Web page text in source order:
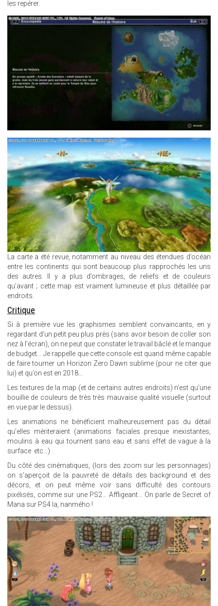
les repérer.
30.JPG
24.JPG
La carte a été revue, notamment au niveau des étendues d’océan
entre les continents qui sont beaucoup plus rapprochés les uns
des autres. Il y a plus d’ombrages, de reliefs et de couleurs
qu’avant ; cette map est vraiment lumineuse et plus détaillée par
endroits.
Critique
Si à première vue les graphismes semblent convaincants, en y
regardant d’un petit peu plus près (sans avoir besoin de coller son
nez à l'écran), on ne peut que constater le travail bâclé et le manque
de budget… Je rappelle que cette console est quand même capable
de faire tourner un Horizon Zero Dawn sublime (pour ne citer que
lui) et qu’on est en 2018…
Les textures de la map (et de certains autres endroits) n’est qu’une
bouillie de couleurs de très très mauvaise qualité visuelle (surtout
en vue par le dessus).
Les animations ne bénéficient malheureusement pas du détail
qu’elles mériteraient (animations faciales presque inexistantes,
moulins à eau qui tournent sans eau et sans effet de vague à la
surface etc…)
Du côté des cinématiques, (lors des zoom sur les personnages)
on s’aperçoit de la pauvreté de détails des background et des
décors, et on peut même voir sans difficulté des contours
pixélisés, comme sur une PS2… Affligeant… On parle de Secret of
Mana sur PS4 la, nanmého !
23.JPG